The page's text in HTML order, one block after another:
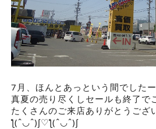
7月、ほんとあっという間でした
真夏の売り尽くしセールも終了で
たくさんのご来店ありがとうござ
ƪ(ˆ◡ˆ)ʃ♡ƪ(ˆ◡ˆ)ʃ